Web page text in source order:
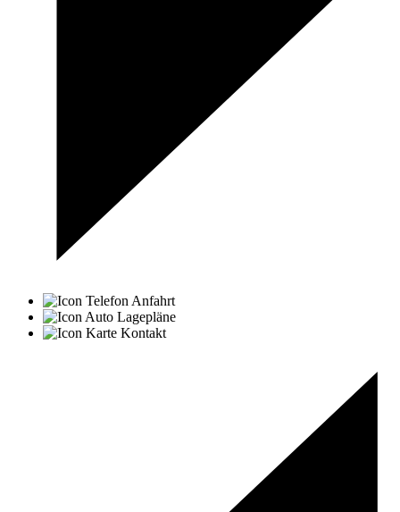
Anfahrt
Lagepläne
Kontakt